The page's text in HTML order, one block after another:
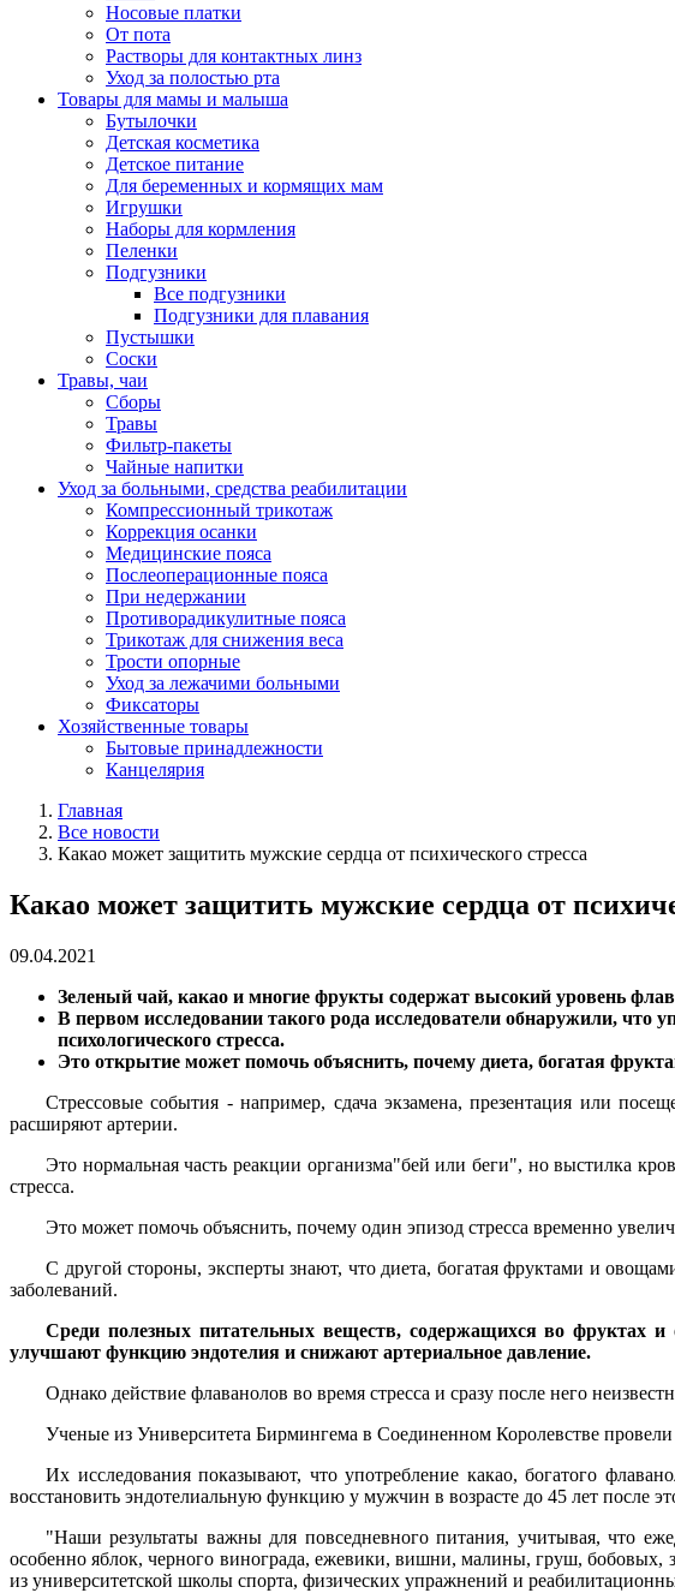
Носовые платки
От пота
Растворы для контактных линз
Уход за полостью рта
Товары для мамы и малыша
Бутылочки
Детская косметика
Детское питание
Для беременных и кормящих мам
Игрушки
Наборы для кормления
Пеленки
Подгузники
Все подгузники
Подгузники для плавания
Пустышки
Соски
Травы, чаи
Сборы
Травы
Фильтр-пакеты
Чайные напитки
Уход за больными, средства реабилитации
Компрессионный трикотаж
Коррекция осанки
Медицинские пояса
Послеоперационные пояса
При недержании
Противорадикулитные пояса
Трикотаж для снижения веса
Трости опорные
Уход за лежачими больными
Фиксаторы
Хозяйственные товары
Бытовые принадлежности
Канцелярия
Главная
Все новости
Какао может защитить мужские сердца от психического стресса
Какао может защитить мужские сердца от
09.04.2021
Зеленый чай, какао и многие фрукты содержат высокий уровень
В первом исследовании такого рода исследователи обнаружили, что
психологического стресса.
Это открытие может помочь объяснить, почему диета, богатая
Стрессовые события - например, сдача экзамена, презентация или
расширяют артерии.
Это нормальная часть реакции организма"бей или беги", но выстилка
стресса.
Это может помочь объяснить, почему один эпизод стресса временно
С другой стороны, эксперты знают, что диета, богатая фруктами и
заболеваний.
Среди полезных питательных веществ, содержащихся во фруктах
улучшают функцию эндотелия и снижают артериальное давление.
Однако действие флаванолов во время стресса и сразу после него
Ученые из Университета Бирмингема в Соединенном Королевстве провели
Их исследования показывают, что употребление какао, богатого
восстановить эндотелиальную функцию у мужчин в возрасте до 45 лет после
"Наши результаты важны для повседневного питания, учитывая, что
особенно яблок, черного винограда, ежевики, вишни, малины, груш, бобовых,
из университетской школы спорта, физических упражнений и